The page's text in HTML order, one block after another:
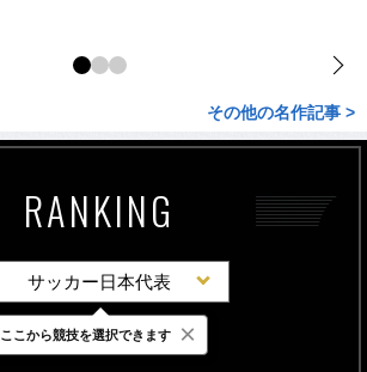
その他の名作記事 >
RANKING
サッカー日本代表
最新 24時間 週間
ここから競技を選択できます ×